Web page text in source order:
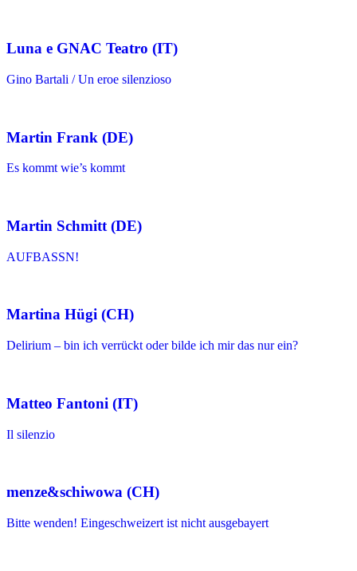
Luna e GNAC Teatro (IT)
Gino Bartali / Un eroe silenzioso
Martin Frank (DE)
Es kommt wie’s kommt
Martin Schmitt (DE)
AUFBASSN!
Martina Hügi (CH)
Delirium – bin ich verrückt oder bilde ich mir das nur ein?
Matteo Fantoni (IT)
Il silenzio
menze&schiwowa (CH)
Bitte wenden! Eingeschweizert ist nicht ausgebayert